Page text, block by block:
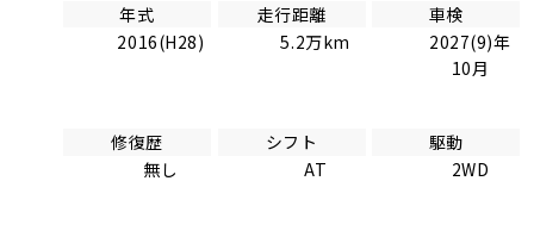
年式
2016(H28)
走行距離
5.2万km
車検
2027(9)年
10月
修復歴
無し
シフト
AT
駆動
2WD